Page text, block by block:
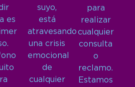
es
suyo,
está
atravesando
una crisis
emocional
de
cualquier
para
realizar
cualquier
consulta
o
reclamo.
Estamos